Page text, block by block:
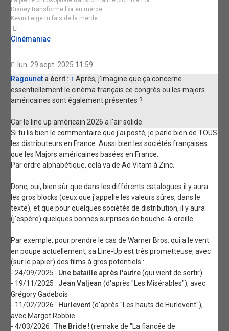
Disney transforme l'or en merde.
Kevin Feige tu fais de la merde.
Cinémaniac
lun. 29 sept. 2025 11:59
Ragounet a écrit : ↑ Après, j'imagine que ça concerne
essentiellement le cinéma français ce congrès ou les majors
américaines sont également présentes ?
Car le line up américain 2026 a l'air solide.
Si tu lis bien le commentaire que j'ai posté, je parle bien de TOUS
les distributeurs en France. Aussi bien les sociétés françaises
que les Majors américaines basées en France.
Par ordre alphabétique, cela va de Ad Vitam à Zinc.
Donc, oui, bien sûr que dans les différents catalogues il y aura
les gros blocks (ceux que j'appelle les valeurs sûres, dans le
texte), et que pour quelques sociétés de distribution, il y aura
(j'espère) quelques bonnes surprises de bouche-à-oreille...
Par exemple, pour prendre le cas de Warner Bros. qui a le vent
en poupe actuellement, sa Line-Up est très prometteuse, avec
(sur le papier) des films à gros potentiels :
- 24/09/2025 : Une bataille après l'autre(qui vient de sortir)
- 19/11/2025 : Jean Valjean (d'après "Les Misérables"), avec
Grégory Gadebois
- 11/02/2026 : Hurlevent(d'après "Les hauts de Hurlevent"),
avec Margot Robbie
- 4/03/2026 :The Bride! (remake de "La fiancée de